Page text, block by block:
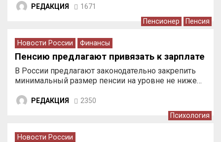
РЕДАКЦИЯ 1671
Пенсионер Пенсия
Новости России Финансы
Пенсию предлагают привязать к зарплате
В России предлагают законодательно закрепить
минимальный размер пенсии на уровне не ниже…
РЕДАКЦИЯ 2350
Психология
Новости России